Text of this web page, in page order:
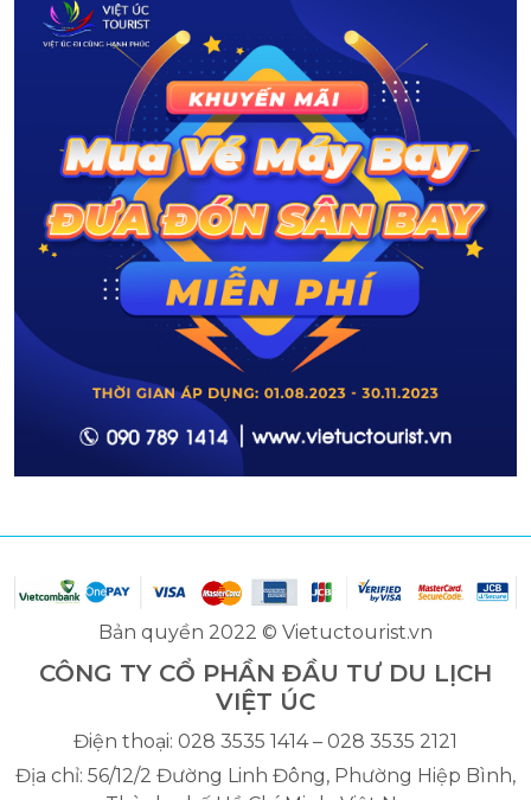
Bản quyền 2022 © Vietuctourist.vn
CÔNG TY CỔ PHẦN ĐẦU TƯ DU LỊCH
VIỆT ÚC
Điện thoại: 028 3535 1414 – 028 3535 2121
Địa chỉ: 56/12/2 Đường Linh Đông, Phường Hiệp Bình,